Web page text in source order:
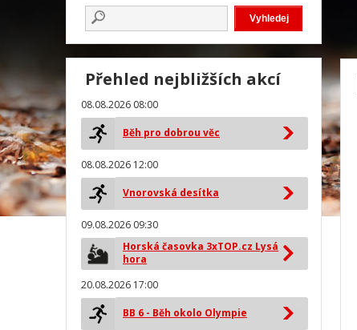
Přehled nejbližších akcí
08.08.2026 08:00
Běh pro dobrou věc
08.08.2026 12:00
Vnorovská desítka
09.08.2026 09:30
Horská časovka 3xTOP.cz Lysá
hora
20.08.2026 17:00
BB 6 - Běh okolo Olympie